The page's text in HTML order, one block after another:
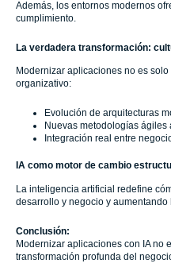
Además, los entornos modernos
cumplimiento.
La verdadera transformación:
Modernizar aplicaciones no es
organizativo:
Evolución de arquitecturas
Nuevas metodologías ágiles
Integración real entre
IA como motor de cambio
La inteligencia artificial redefine
desarrollo y negocio y aumentando
Conclusión:
Modernizar aplicaciones con IA no
transformación profunda del